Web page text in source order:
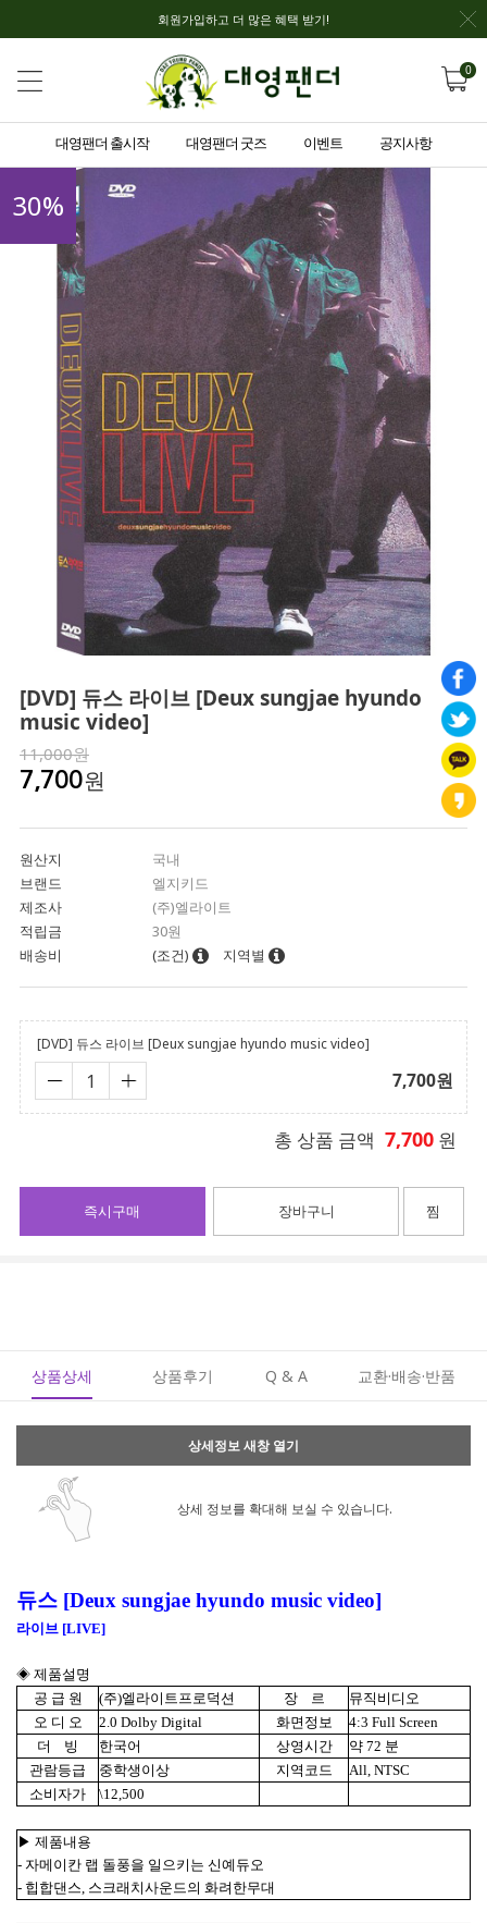
회원가입하고 더 많은 혜택 받기!
0
대영팬더 출시작 대영팬더 굿즈 이벤트 공지사항
30%
[DVD] 듀스 라이브 [Deux sungjae hyundo
music video]
11,000원
7,700원
원산지
국내
브랜드
엘지키드
제조사
(주)엘라이트
적립금
30원
배송비
(조건) 지역별
[DVD] 듀스 라이브 [Deux sungjae hyundo music video]
7,700원
총 상품 금액 7,700 원
장바구니
즉시구매 찜
상품상세 상품후기 Q & A 교환·배송·반품
상세정보 새창 열기
상세 정보를 확대해 보실 수 있습니다.
듀스 [Deux sungjae hyundo music video]
라이브 [LIVE]
◈ 제품설명
공 급 원
(주)엘라이트프로덕션 장 르
뮤직비디오
오 디 오
2.0 Dolby Digital 화면정보
4:3 Full Screen
더 빙
한국어 상영시간
약 72 분
관람등급
중학생이상 지역코드
All, NTSC
소비자가
\12,500
▶ 제품내용
- 자메이칸 랩 돌풍을 일으키는 신예듀오
- 힙합댄스, 스크래치사운드의 화려한무대